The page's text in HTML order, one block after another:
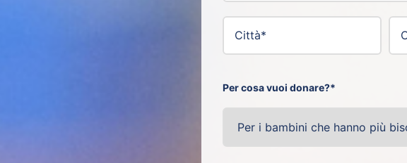
Per cosa vuoi donare?*